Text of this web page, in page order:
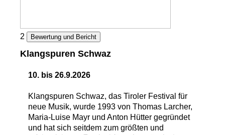
2 Bewertung und Bericht
Klangspuren Schwaz
10. bis 26.9.2026
Klangspuren Schwaz, das Tiroler Festival für
neue Musik, wurde 1993 von Thomas Larcher,
Maria-Luise Mayr und Anton Hütter gegründet
und hat sich seitdem zum größten und